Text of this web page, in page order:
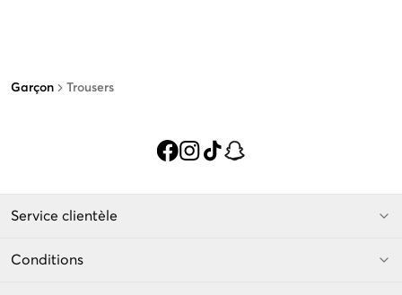
Garçon Trousers
Service clientèle
Conditions